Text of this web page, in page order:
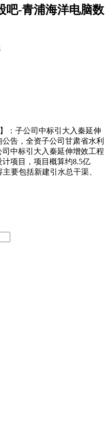
吧-青浦海洋电脑数
子公司中标引大入秦延伸
告，全资子公司甘肃省水利
中标引大入秦延伸增效工程
计项目，项目概算约8.5亿
要包括新建引水总干渠、